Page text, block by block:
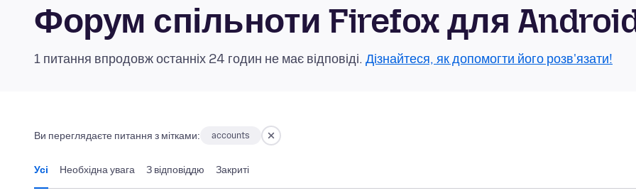
Форум спільноти Firefox для
1 питання впродовж останніх 24 годин не має відповіді. Дізнайтеся, як допомогти його розв'язати!
Ви переглядаєте питання з мітками: accounts
Усі Необхідна увага З відповіддю Закриті